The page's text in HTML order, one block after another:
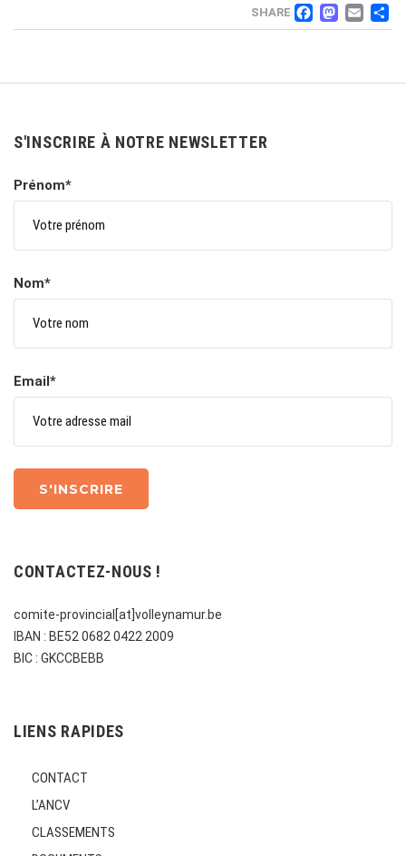
SHARE
S'INSCRIRE À NOTRE NEWSLETTER
Prénom*
Nom*
Email*
CONTACTEZ-NOUS !
comite-provincial[at]volleynamur.be
IBAN : BE52 0682 0422 2009
BIC : GKCCBEBB
LIENS RAPIDES
CONTACT
L’ANCV
CLASSEMENTS